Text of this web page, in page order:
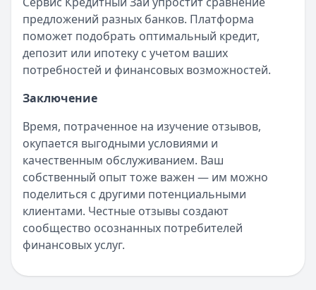
предложений разных банков. Платформа
поможет подобрать оптимальный кредит,
депозит или ипотеку с учетом ваших
потребностей и финансовых возможностей.
Заключение
Время, потраченное на изучение отзывов,
окупается выгодными условиями и
качественным обслуживанием. Ваш
собственный опыт тоже важен — им можно
поделиться с другими потенциальными
клиентами. Честные отзывы создают
сообщество осознанных потребителей
финансовых услуг.